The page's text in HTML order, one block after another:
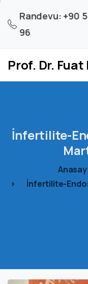
Randevu: +90
96
Prof. Dr.
İnfertilite-
İnfertilite-